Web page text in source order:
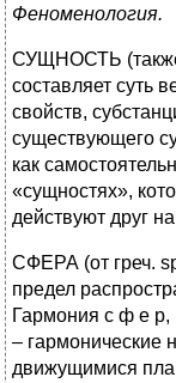
Феноменология.
СУЩНОСТЬ (также
составляет суть
свойств,
существующего
как
«сущностях»,
действуют друг
СФЕРА (от греч.
предел
Гармония с ф е р,
– гармонические
движущимися